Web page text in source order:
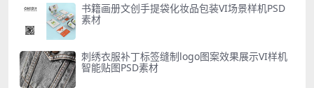
书籍画册文创手提袋化妆品包装VI场景样机PSD
素材
刺绣衣服补丁标签缝制logo图案效果展示VI样机
智能贴图PSD素材